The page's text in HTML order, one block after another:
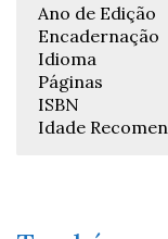
Ano de Edição
Encadernação
Idioma
Páginas
ISBN
Idade